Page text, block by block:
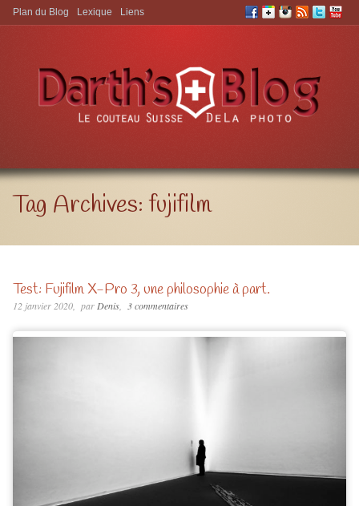
Aller à:
Plan du Blog Lexique Liens
Tag Archives:fujifilm
Test: Fujifilm X-Pro 3, une philosophie à part.
12 janvier 2020 parDenis 3 commentaires